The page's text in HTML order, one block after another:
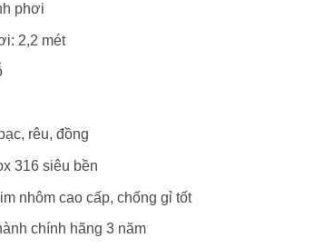
phơi
2,2 mét
rêu, đồng
316 siêu bền
nhôm cao cấp, chống gỉ tốt
chính hãng 3 năm